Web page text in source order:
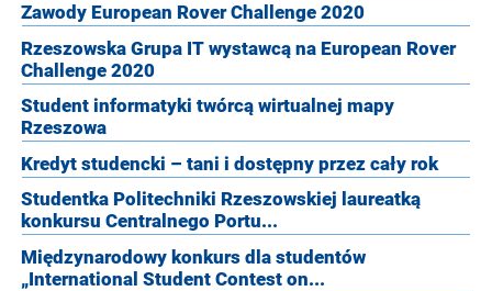
Zawody European Rover Challenge 2020
Rzeszowska Grupa IT wystawcą na European Rover
Challenge 2020
Student informatyki twórcą wirtualnej mapy
Rzeszowa
Kredyt studencki – tani i dostępny przez cały rok
Studentka Politechniki Rzeszowskiej laureatką
konkursu Centralnego Portu...
Międzynarodowy konkurs dla studentów
„International Student Contest on...